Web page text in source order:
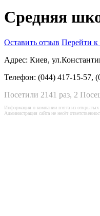
Средняя
Оставить отзыв Перейти
Адрес: Киев,
Телефон: (044) 417-15-57,
Посетили 2141 раз, 2
Информация о компании взята из открытых
Администрация сайта не несёт